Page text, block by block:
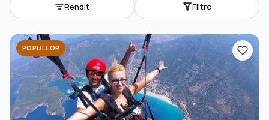
Rendit Filtro
POPULLOR